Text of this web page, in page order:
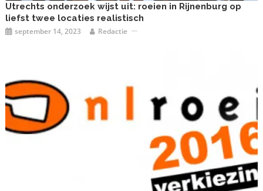
Utrechts onderzoek wijst uit: roeien in Rijnenburg op
liefst twee locaties realistisch
september 14, 2023 Redactie